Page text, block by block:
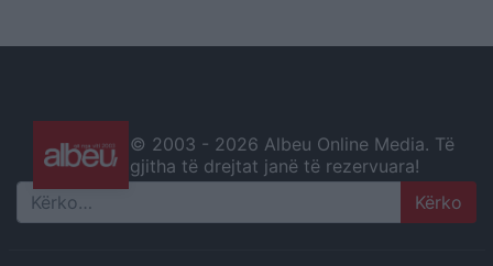
© 2003 - 2026 Albeu Online Media. Të
gjitha të drejtat janë të rezervuara!
Search